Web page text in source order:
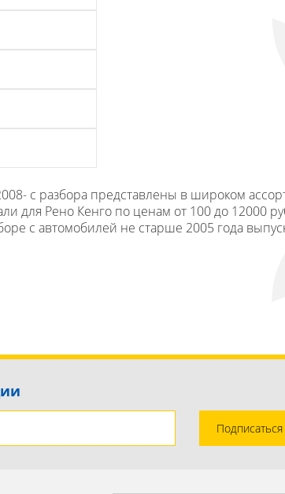
с разбора представлены в широком
для Рено Кенго по ценам от 100 до 12000
с автомобилей не старше 2005 года
Подписаться